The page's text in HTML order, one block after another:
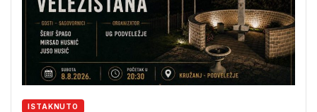
ISTAKNUTO